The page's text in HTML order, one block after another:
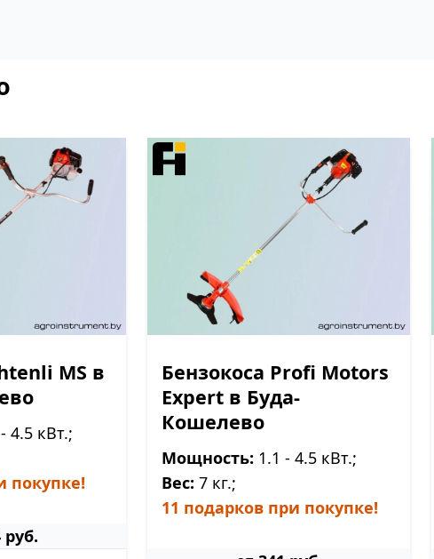
MS в
4.5 кВт.;
покупке!
руб.
Бензокоса Profi Motors
Expert в Буда-
Кошелево
Мощность: 1.1 - 4.5 кВт.;
Вес: 7 кг.;
11 подарков при покупке!